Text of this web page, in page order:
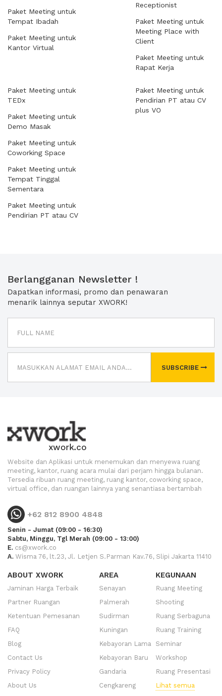
Paket Meeting untuk
Tempat Ibadah
Paket Meeting untuk
Kantor Virtual
Receptionist
Paket Meeting untuk
Meeting Place with
Client
Paket Meeting untuk
Rapat Kerja
Paket Meeting untuk
TEDx
Paket Meeting untuk
Demo Masak
Paket Meeting untuk
Coworking Space
Paket Meeting untuk
Tempat Tinggal
Sementara
Paket Meeting untuk
Pendirian PT atau CV
Paket Meeting untuk
Pendirian PT atau CV
plus VO
Berlangganan Newsletter !
Dapatkan informasi, promo dan penawaran
menarik lainnya seputar XWORK!
SUBSCRIBE
xwork.co
Website dan Aplikasi untuk menemukan dan menyewa ruang
meeting, kantor, ruang acara mulai dari perjam hingga bulanan.
Tersedia ribuan ruang meeting, ruang kantor, coworking space,
virtual office, dan ruangan lainnya yang senantiasa bertambah
+62 812 8900 4848
Senin - Jumat (09:00 - 16:30)
Sabtu, Minggu, Tgl Merah (09:00 - 13:00)
E. cs@xwork.co
A. Wisma 76, lt.23, Jl. Letjen S.Parman Kav.76, Slipi Jakarta 11410
ABOUT XWORK
Jaminan Harga Terbaik
Partner Ruangan
Ketentuan Pemesanan
FAQ
Blog
Contact Us
Privacy Policy
About Us
AREA
Senayan
Palmerah
Sudirman
Kuningan
Kebayoran Lama
Kebayoran Baru
Gandaria
Cengkareng
KEGUNAAN
Ruang Meeting
Shooting
Ruang Serbaguna
Ruang Training
Seminar
Workshop
Ruang Presentasi
Lihat semua